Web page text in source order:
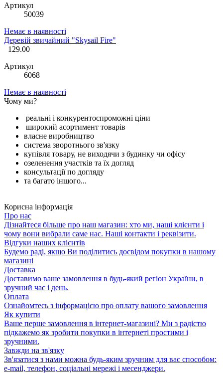
Артикул
50039
Немає в наявності
Деревій звичайний "Skysail Fire"
129.00
Артикул
6068
Немає в наявності
Чому ми?
реальні і конкурентоспроможні ціни
широкий асортимент товарів
власне виробництво
система зворотнього зв'язку
купівля товару, не виходячи з будинку чи офісу
озеленення участків та їх догляд
консультації по догляду
та багато іншого...
Корисна інформація
Про нас
Дізнайтеся більше про наш магазин: хто ми, наші клієнти і
чому вони вибрали саме нас. Наші контакти і реквізити.
Відгуки наших клієнтів
Будемо раді, якщо Ви поділитись досвідом покупки в нашому
магазині
Доставка
Доставимо ваше замовлення в будь-який регіон України, в
зручний час і день.
Оплата
Ознайомтесь з інформацією про оплату вашого замовлення
Як купити
Ваше перше замовлення в інтернет-магазині? Ми з радістю
підкажемо як зробити покупки в інтернеті простими і
зручними.
Завжди на зв'язку
Зв'язатися з нами можна будь-яким зручним для вас способом:
e-mail, телефон, соціальні мережі і месенджери.